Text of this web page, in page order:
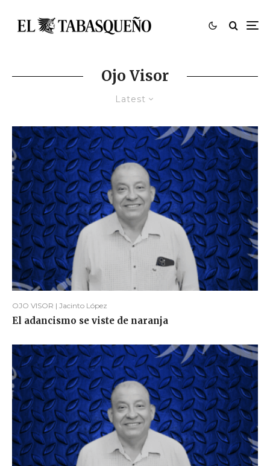
Ojo Visor
Latest
OJO VISOR | Jacinto López
El adancismo se viste de naranja